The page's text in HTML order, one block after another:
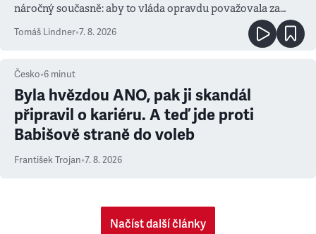
náročný současně: aby to vláda opravdu považovala za
Tomáš Lindner•7. 8. 2026
Česko•6 minut
Byla hvězdou ANO, pak ji skandál
připravil o kariéru. A teď jde proti
Babišově straně do voleb
František Trojan•7. 8. 2026
Načíst další články